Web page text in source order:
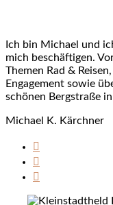
Ich bin Michael und
mich beschäftigen.
Themen Rad &
Engagement sowie
schönen Bergstraße
Michael K. Kärchner